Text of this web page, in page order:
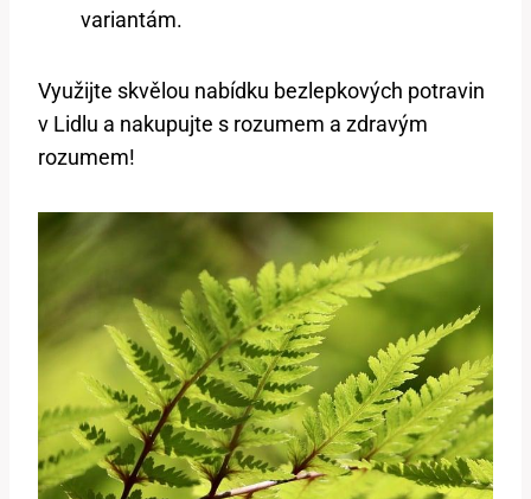
variantám.
Využijte skvělou nabídku bezlepkových potravin
v Lidlu a nakupujte s rozumem a zdravým
rozumem!